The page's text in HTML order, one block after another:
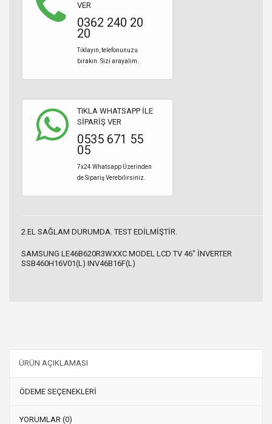
VER
0362 240 20
20
Tıklayın, telefonunuzu
bırakın. Sizi arayalım.
TIKLA WHATSAPP İLE
SİPARİŞ VER
0535 671 55
05
7x24 Whatsapp Üzerinden
de Sipariş Verebilirsiniz.
2.EL SAĞLAM DURUMDA. TEST EDİLMİŞTİR.
SAMSUNG LE46B620R3WXXC MODEL LCD TV 46" İNVERTER
SSB460H16V01(L) INV46B16F(L)
ÜRÜN AÇIKLAMASI
ÖDEME SEÇENEKLERİ
YORUMLAR (0)